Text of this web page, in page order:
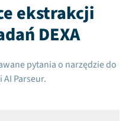
ekstrakcji
DEXA
pytania o narzędzie do
Parseur.